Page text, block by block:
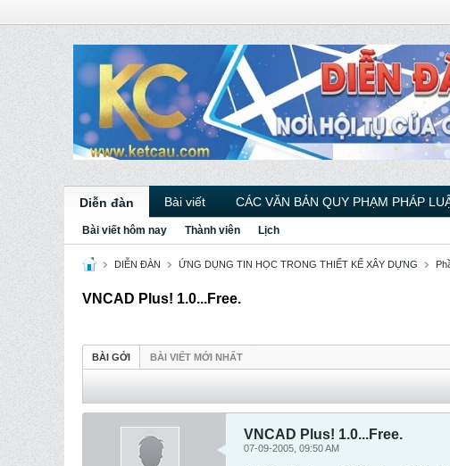
Diễn đàn Bài viết CÁC VĂN BẢN QUY PHẠM PHÁP
Bài viết hôm nay Thành viên Lịch
DIỄN ĐÀN ỨNG DỤNG TIN HỌC TRONG THIẾT KẾ XÂY DỰNG
VNCAD Plus! 1.0...Free.
BÀI GỞI BÀI VIẾT MỚI NHẤT
VNCAD Plus! 1.0...Free.
07-09-2005, 09:50 AM